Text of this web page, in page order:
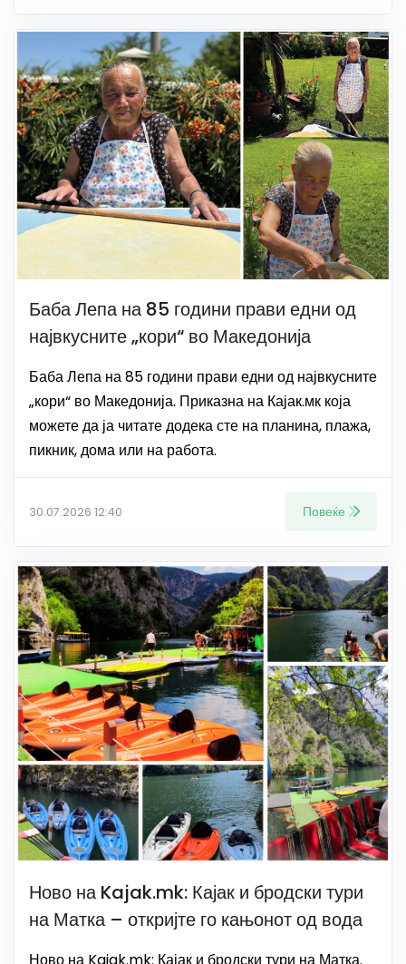
Баба Лепа на 85 години прави едни од
највкусните „кори“ во Македонија
Баба Лепа на 85 години прави едни од највкусните
„кори“ во Македонија. Приказна на Кајак.мк која
можете да ја читате додека сте на планина, плажа,
пикник, дома или на работа.
30.07.2026 12:40 Повеќе
Ново на Kajak.mk: Кајак и бродски тури
на Матка – откријте го кањонот од вода
Ново на Kajak.mk: Кајак и бродски тури на Матка.